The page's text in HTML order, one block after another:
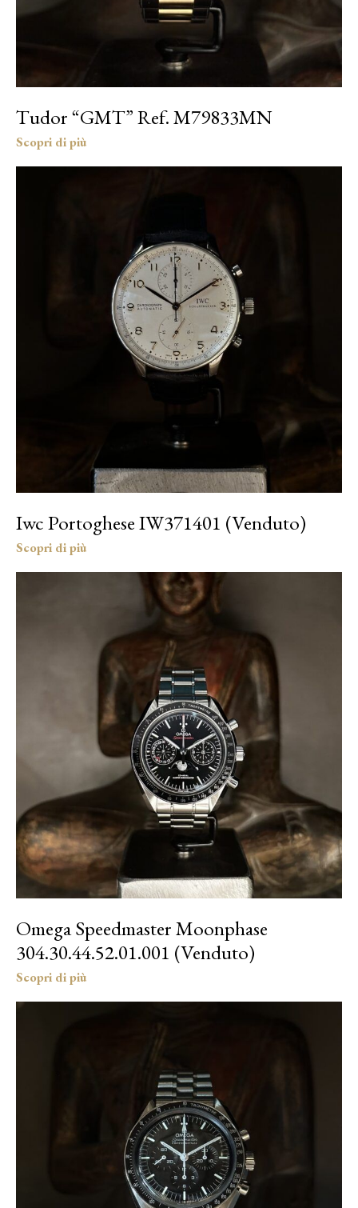
Tudor “GMT” Ref. M79833MN
Iwc Portoghese IW371401 (Venduto)
Omega Speedmaster Moonphase
304.30.44.52.01.001 (Venduto)